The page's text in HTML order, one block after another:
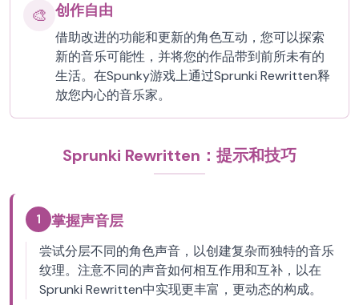
🎨 创作自由
借助改进的功能和更新的角色互动，您可以探索
新的音乐可能性，并将您的作品带到前所未有的
生活。在Spunky游戏上通过Sprunki Rewritten释
放您内心的音乐家。
Sprunki Rewritten：提示和技巧
1 掌握声音层
尝试分层不同的角色声音，以创建复杂而独特的音乐
纹理。注意不同的声音如何相互作用和互补，以在
Sprunki Rewritten中实现更丰富，更动态的构成。